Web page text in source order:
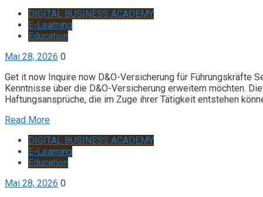
DIGITAL BUSINESS ACADEMY
E-Learning
Education
Mai 28, 2026 0
Get it now Inquire now D&O-Versicherung für Führungskräfte
Kenntnisse über die D&O-Versicherung erweitern möchten.
Haftungsansprüche, die im Zuge ihrer Tätigkeit entstehen
Read More
DIGITAL BUSINESS ACADEMY
E-Learning
Education
Mai 28, 2026 0